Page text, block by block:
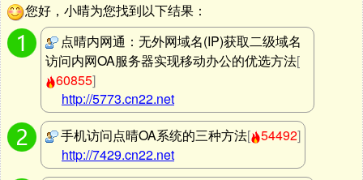
您好，小晴为您找到以下结果：
点晴内网通：无外网域名(IP)获取二级域名
访问内网OA服务器实现移动办公的优选方法[
60855]
http://5773.cn22.net
手机访问点晴OA系统的三种方法[ 54492]
http://7429.cn22.net